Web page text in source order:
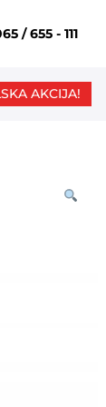
/ 655 - 111
AKCIJA!